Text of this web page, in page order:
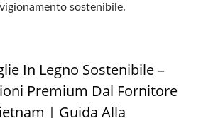
sostenibile.
In Legno Sostenibile –
Premium Dal Fornitore
｜Guida Alla